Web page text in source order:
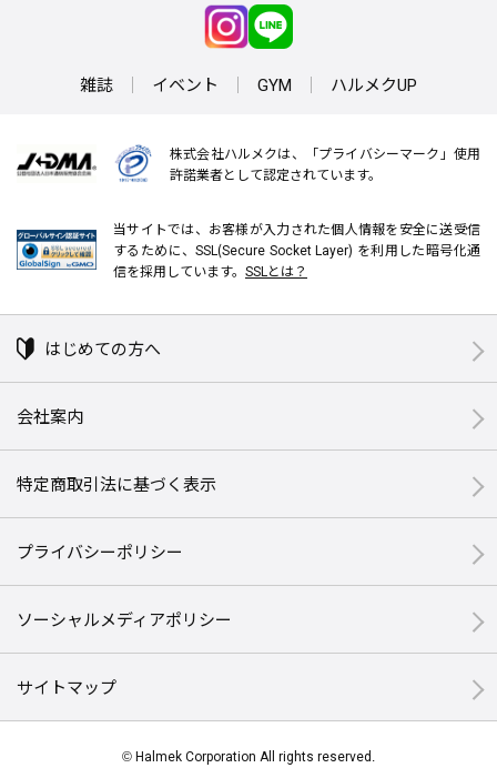
雑誌 イベント GYM ハルメクUP
株式会社ハルメクは、「プライバシーマーク」使用
許諾業者として認定されています。
当サイトでは、お客様が入力された個人情報を安全に送受信
するために、SSL(Secure Socket Layer) を利用した暗号化通
信を採用しています。 SSLとは？
はじめての方へ
会社案内
特定商取引法に基づく表示
プライバシーポリシー
ソーシャルメディアポリシー
サイトマップ
© Halmek Corporation All rights reserved.